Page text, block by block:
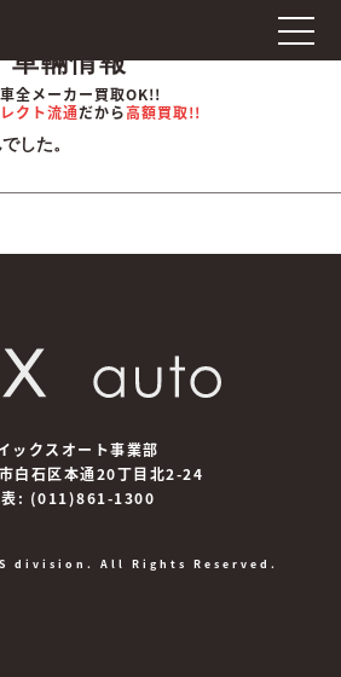
全メーカー買取OK!!
クト流通だから高額買取!!
車輛情報
した。
ックスオート事業部
白石区本通20丁目北2-24
: (011)861-1300
division. All Rights Reserved.